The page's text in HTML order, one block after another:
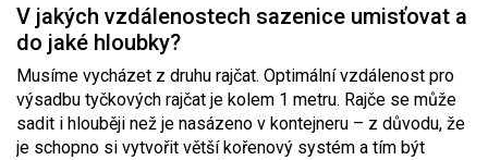
V jakých vzdálenostech sazenice umisťovat a
do jaké hloubky?
Musíme vycházet z druhu rajčat. Optimální vzdálenost pro
výsadbu tyčkových rajčat je kolem 1 metru. Rajče se může
sadit i hlouběji než je nasázeno v kontejneru – z důvodu, že
je schopno si vytvořit větší kořenový systém a tím být